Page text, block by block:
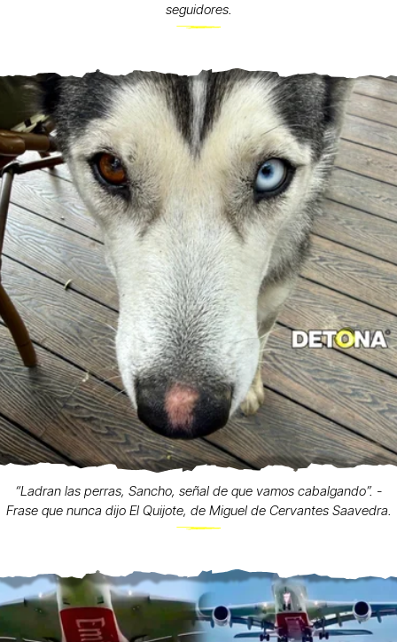
seguidores.
“Ladran las perras, Sancho, señal de que vamos cabalgando”. -
Frase que nunca dijo El Quijote, de Miguel de Cervantes Saavedra.